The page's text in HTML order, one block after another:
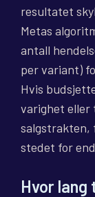
resultatet
Metas
antall
per variant)
Hvis
varighet eller
salgstrakten,
stedet for
Hvor